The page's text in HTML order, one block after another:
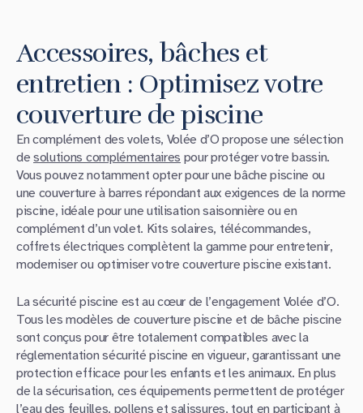
Accessoires, bâches et
entretien : Optimisez votre
couverture de piscine
En complément des volets, Volée d’O propose une sélection
desolutions complémentaires pour protéger votre bassin.
Vous pouvez notamment opter pour une bâche piscine ou
une couverture à barres répondant aux exigences de la norme
piscine, idéale pour une utilisation saisonnière ou en
complément d’un volet. Kits solaires, télécommandes,
coffrets électriques complètent la gamme pour entretenir,
moderniser ou optimiser votre couverture piscine existant.
La sécurité piscine est au cœur de l’engagement Volée d’O.
Tous les modèles de couverture piscine et de bâche piscine
sont conçus pour être totalement compatibles avec la
réglementation sécurité piscine en vigueur, garantissant une
protection efficace pour les enfants et les animaux. En plus
de la sécurisation, ces équipements permettent de protéger
l’eau des feuilles, pollens et salissures, tout en participant à